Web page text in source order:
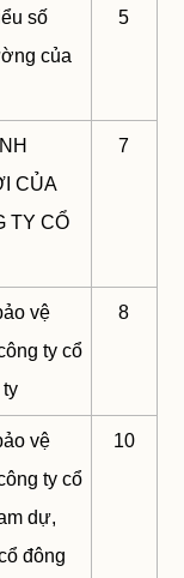
số
của
5
CỦA
TY CỔ
7
vệ
ty cổ
8
vệ
ty cổ
dự,
đông
10